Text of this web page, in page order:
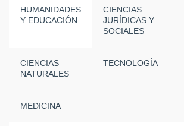
HUMANIDADES
Y EDUCACIÓN
CIENCIAS
JURÍDICAS Y
SOCIALES
CIENCIAS
NATURALES
TECNOLOGÍA
MEDICINA